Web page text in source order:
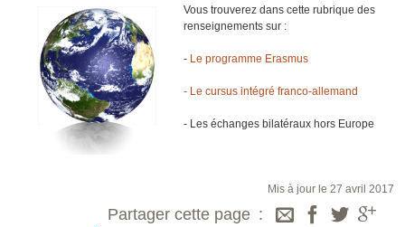
Vous trouverez dans cette rubrique des
renseignements sur :
- Le programme Erasmus
- Le cursus intégré franco-allemand
- Les échanges bilatéraux hors Europe
Mis à jour le 27 avril 2017
Partager cette page